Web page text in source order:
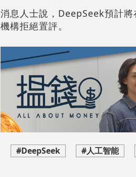
消息人士說，DeepSeek預計
機構拒絕置評。
#DeepSeek #人工智能